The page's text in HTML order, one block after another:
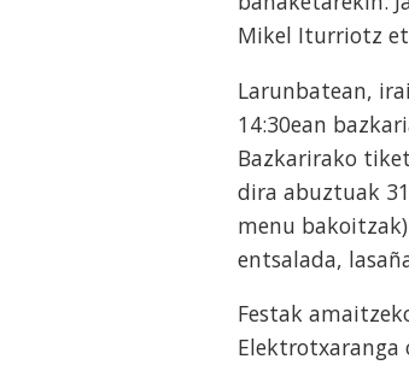
Mikel Iturriotz
Larunbatean,
14:30ean
Bazkarirako
dira abuztuak
menu
entsalada,
Festak
Elektrotxaranga